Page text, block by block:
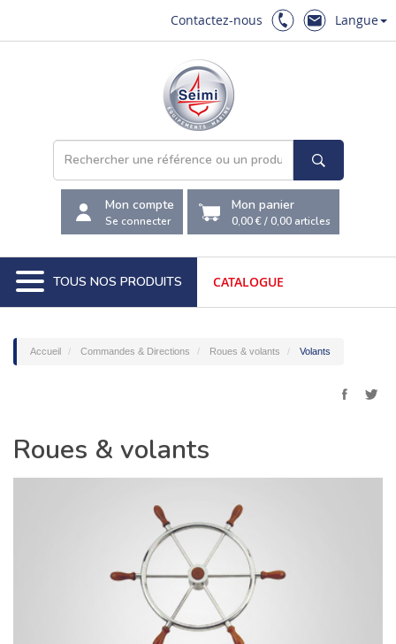
Contactez-nous Langue
Mon compte
Se connecter
Mon panier
0,00 €/0,00 articles
TOUS NOS PRODUITS CATALOGUE
Accueil Commandes & Directions Roues & volants Volants
Roues & volants